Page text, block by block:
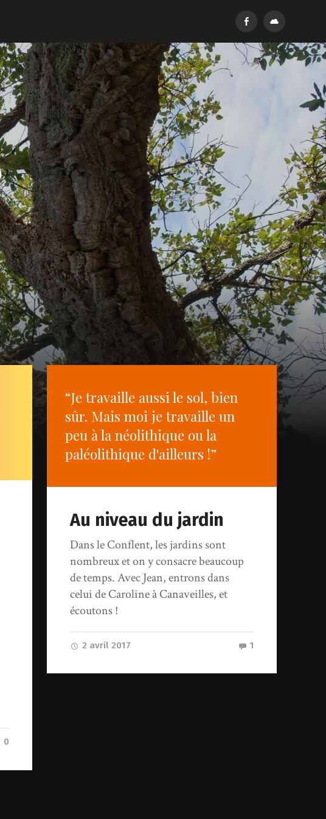
0
“Je travaille aussi le sol, bien
sûr. Mais moi je travaille un
peu à la néolithique ou la
paléolithique d'ailleurs !”
Au niveau du jardin
Dans le Conflent, les jardins sont
nombreux et on y consacre beaucoup
de temps. Avec Jean, entrons dans
celui de Caroline à Canaveilles, et
écoutons !
2 avril 2017 1